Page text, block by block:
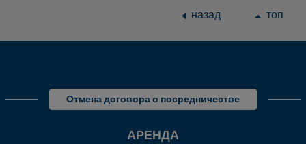
назад топ
Отмена договора о посредничестве
АРЕНДА